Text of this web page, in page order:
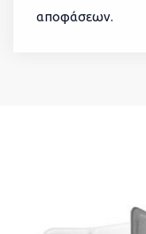
αποφάσεων.